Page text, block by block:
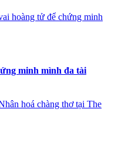
hoàng tử để chứng minh
minh mình đa tài
hoá chàng thơ tại The